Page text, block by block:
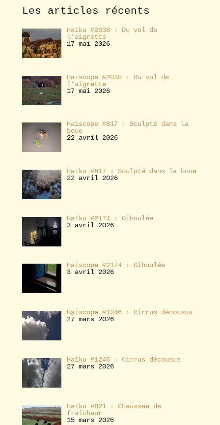
eLes articles récents
Haïku #2038 : Du vol de
l’aigrette
17 mai 2026
Haïscope #2038 : Du vol de
l’aigrette
17 mai 2026
Haïscope #817 : Sculpté dans la
boue
22 avril 2026
Haïku #817 : Sculpté dans la boue
22 avril 2026
Haïku #2174 : Giboulée
3 avril 2026
Haïscope #2174 : Giboulée
3 avril 2026
Haïscope #1246 : Cirrus décousus
27 mars 2026
Haïku #1246 : Cirrus décousus
27 mars 2026
Haïku #821 : Chaussée de
fraîcheur
15 mars 2026